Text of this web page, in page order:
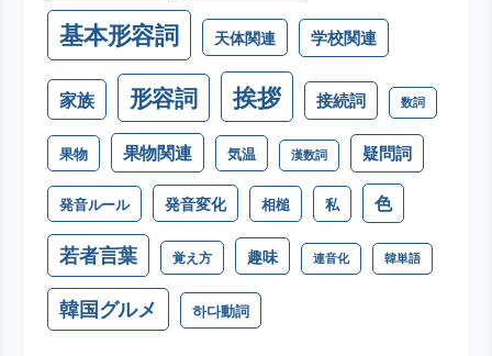
基本形容詞 天体関連 学校関連
家族 形容詞 挨拶 接続詞 数詞
果物 果物関連 気温 漢数詞 疑問詞
発音ルール 発音変化 相槌 私 色
若者言葉 覚え方 趣味 連音化 韓単語
韓国グルメ 하다動詞